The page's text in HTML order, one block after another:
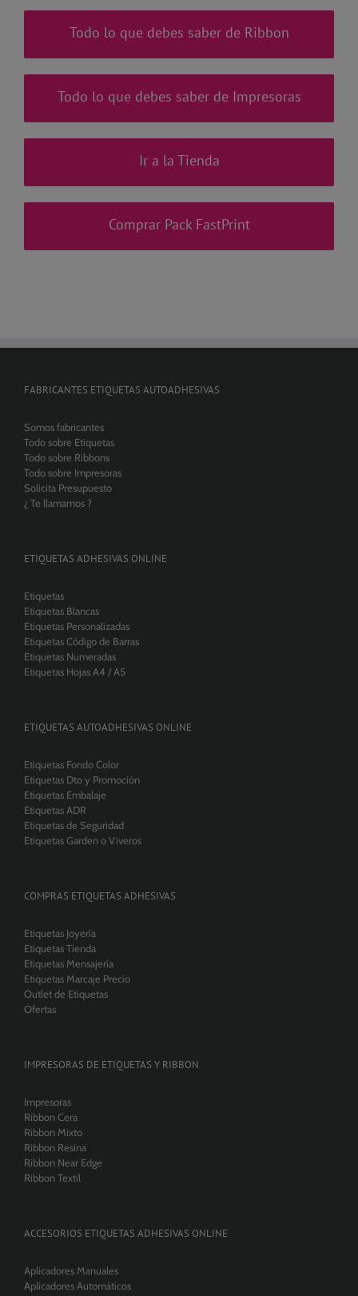
Todo lo que debes saber de Ribbon
Todo lo que debes saber de Impresoras
Ir a la Tienda
Comprar Pack FastPrint
FABRICANTES ETIQUETAS AUTOADHESIVAS
Somos fabricantes
Todo sobre Etiquetas
Todo sobre Ribbons
Todo sobre Impresoras
Solicita Presupuesto
¿ Te llamamos ?
ETIQUETAS ADHESIVAS ONLINE
Etiquetas
Etiquetas Blancas
Etiquetas Personalizadas
Etiquetas Código de Barras
Etiquetas Numeradas
Etiquetas Hojas A4 / A5
ETIQUETAS AUTOADHESIVAS ONLINE
Etiquetas Fondo Color
Etiquetas Dto y Promoción
Etiquetas Embalaje
Etiquetas ADR
Etiquetas de Seguridad
Etiquetas Garden o Viveros
COMPRAS ETIQUETAS ADHESIVAS
Etiquetas Joyería
Etiquetas Tienda
Etiquetas Mensajería
Etiquetas Marcaje Precio
Outlet de Etiquetas
Ofertas
IMPRESORAS DE ETIQUETAS Y RIBBON
Impresoras
Ribbon Cera
Ribbon Mixto
Ribbon Resina
Ribbon Near Edge
Ribbon Textil
ACCESORIOS ETIQUETAS ADHESIVAS ONLINE
Aplicadores Manuales
Aplicadores Automáticos